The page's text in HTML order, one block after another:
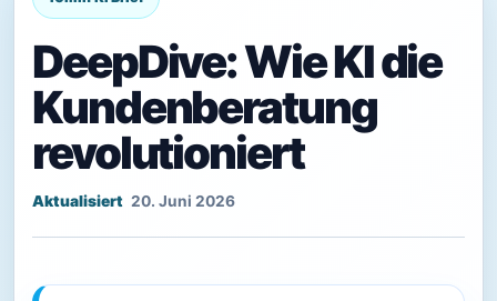
DeepDive: Wie KI die
Kundenberatung
revolutioniert
20. Juni 2026